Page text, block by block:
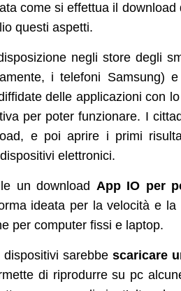
come si effettua il
questi aspetti.
negli store degli
i telefoni Samsung)
delle applicazioni con
per poter funzionare. I
e poi aprire i primi
elettronici.
un download App IO per
ideata per la velocità e
per computer fissi e laptop.
dispositivi sarebbescaricare
di riprodurre su pc